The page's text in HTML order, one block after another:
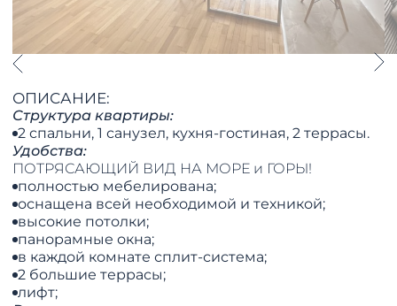
ОПИСАНИЕ:
Структура квартиры:
2 спальни, 1 санузел, кухня-гостиная, 2 террасы.
Удобства:
ПОТРЯСАЮЩИЙ ВИД НА МОРЕ и ГОРЫ!
полностью мебелирована;
оснащена всей необходимой и техникой;
высокие потолки;
панорамные окна;
в каждой комнате сплит-система;
2 большие террасы;
лифт;